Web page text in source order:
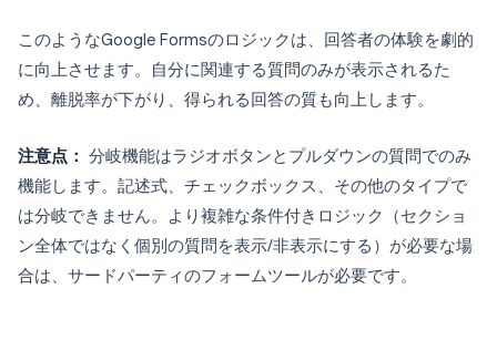
このようなGoogle Formsのロジックは、回答者の体験を劇的
に向上させます。自分に関連する質問のみが表示されるた
め、離脱率が下がり、得られる回答の質も向上します。
注意点： 分岐機能はラジオボタンとプルダウンの質問でのみ
機能します。記述式、チェックボックス、その他のタイプで
は分岐できません。より複雑な条件付きロジック（セクショ
ン全体ではなく個別の質問を表示/非表示にする）が必要な場
合は、サードパーティのフォームツールが必要です。